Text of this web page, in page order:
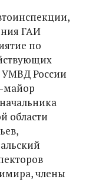
ГАИ
по
УМВД России
майор
области
члены